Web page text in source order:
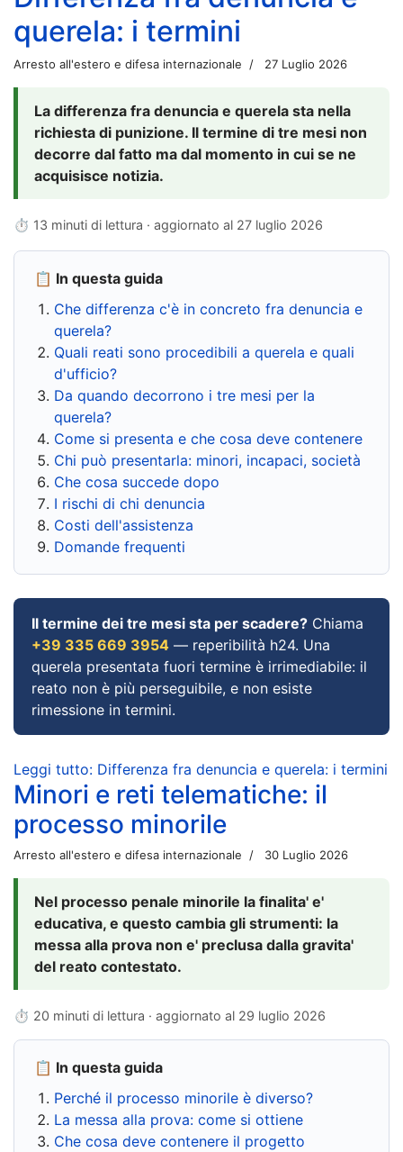
querela: i termini
Arresto all'estero e difesa internazionale 27 Luglio 2026
La differenza fra denuncia e querela sta nella
richiesta di punizione. Il termine di tre mesi non
decorre dal fatto ma dal momento in cui se ne
acquisisce notizia.
⏱ 13 minuti di lettura · aggiornato al 27 luglio 2026
📋 In questa guida
Che differenza c'è in concreto fra denuncia e
querela?
Quali reati sono procedibili a querela e quali
d'ufficio?
Da quando decorrono i tre mesi per la
querela?
Come si presenta e che cosa deve contenere
Chi può presentarla: minori, incapaci, società
Che cosa succede dopo
I rischi di chi denuncia
Costi dell'assistenza
Domande frequenti
Il termine dei tre mesi sta per scadere? Chiama
+39 335 669 3954 — reperibilità h24. Una
querela presentata fuori termine è irrimediabile: il
reato non è più perseguibile, e non esiste
rimessione in termini.
Leggi tutto: Differenza fra denuncia e querela: i termini
Minori e reti telematiche: il
processo minorile
Arresto all'estero e difesa internazionale 30 Luglio 2026
Nel processo penale minorile la finalita' e'
educativa, e questo cambia gli strumenti: la
messa alla prova non e' preclusa dalla gravita'
del reato contestato.
⏱ 20 minuti di lettura · aggiornato al 29 luglio 2026
📋 In questa guida
Perché il processo minorile è diverso?
La messa alla prova: come si ottiene
Che cosa deve contenere il progetto